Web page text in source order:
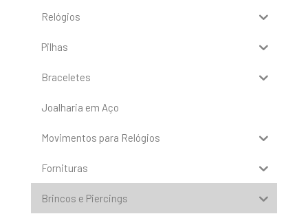
Relógios
Pilhas
Braceletes
Joalharia em Aço
Movimentos para Relógios
Fornituras
Brincos e Piercings